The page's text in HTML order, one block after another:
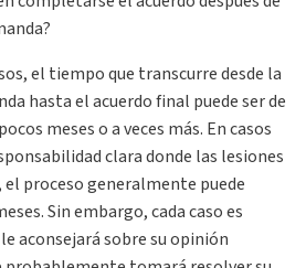
el tiempo que transcurre desde la
hasta el acuerdo final puede ser de
meses o a veces más. En casos
clara donde las lesiones
proceso generalmente puede
Sin embargo, cada caso es
aconsejará sobre su opinión